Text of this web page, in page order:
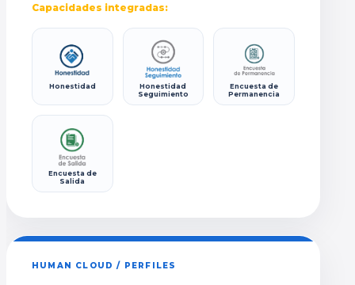
Capacidades integradas:
Honestidad
Honestidad
Seguimiento
Encuesta de
Permanencia
Encuesta de
Salida
HUMAN CLOUD / PERFILES